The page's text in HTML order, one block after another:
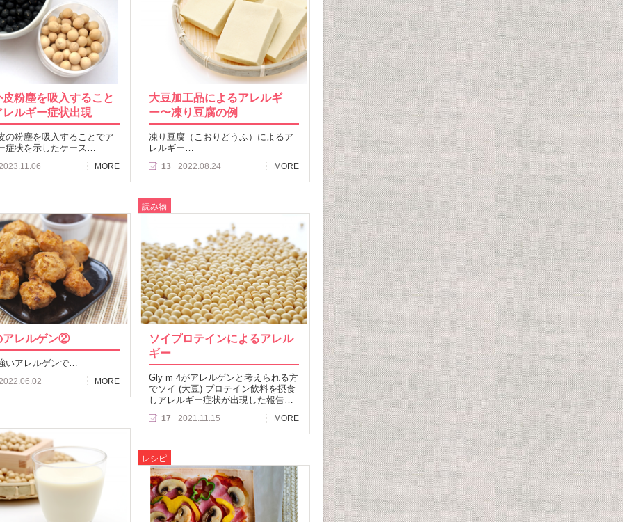
粉塵を吸入すること
レルギー症状出現
の粉塵を吸入することでア
症状を示したケース…
MORE
大豆加工品によるアレルギ
ー〜凍り豆腐の例
凍り豆腐（こおりどうふ）によるア
レルギー…
13 2022.08.24 MORE
アレルゲン②
いアレルゲンで…
MORE
読み物
ソイプロテインによるアレル
ギー
Gly m 4がアレルゲンと考えられる方
でソイ (大豆) プロテイン飲料を摂食
しアレルギー症状が出現した報告…
17 2021.11.15 MORE
レシピ